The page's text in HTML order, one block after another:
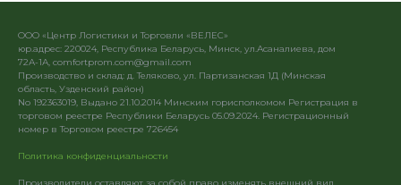
ООО «Центр Логистики и Торговли «ВЕЛЕС»
юр.адрес: 220024, Республика Беларусь, Минск, ул.Асаналиева, дом
72А-1А, comfortprom.com@gmail.com
Производство и склад: д. Теляково, ул. Партизанская 1Д (Минская
область, Узденский район)
No 192363019, Выдано 21.10.2014 Минским горисполкомом Регистрация в
торговом реестре Республики Беларусь 05.09.2024. Регистрационный
номер в Торговом реестре 726454
Политика конфиденциальности
Производители оставляют за собой право изменять внешний вид.